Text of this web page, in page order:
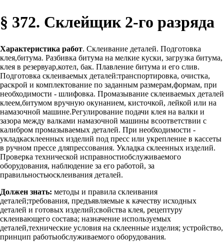
§ 372. Склейщик 2-го разряда
Характеристика работ. Склеивание деталей. Подготовка
клея,битума. Разбивка битума на мелкие куски, загрузка битума,
клея в резервуар,котел, бак. Плавление битума и его слив.
Подготовка склеиваемых деталей:транспортировка, очистка,
раскрой и комплектование по заданным размерам,формам, при
необходимости - шлифовка. Промазывание склеиваемых деталей
клеем,битумом вручную окунанием, кисточкой, лейкой или на
намазочной машине.Регулирование подачи клея на валки и
зазора между валками намазочной машины всоответствии с
калибром промазываемых деталей. При необходимости -
укладкасклеенных изделий под пресс или укрепление в кассеты
в ручном прессе дляпрессования. Укладка склеенных изделий.
Проверка технической исправностиобслуживаемого
оборудования, наблюдение за его работой, за
правильностьюсклеивания деталей.
Должен знать: методы и правила склеивания
деталей;требования, предъявляемые к качеству исходных
деталей и готовых изделий;свойства клея, рецептуру
склеивающего состава; назначение используемых
деталей,технические условия на склеенные изделия; устройство,
принцип работыобслуживаемого оборудования.